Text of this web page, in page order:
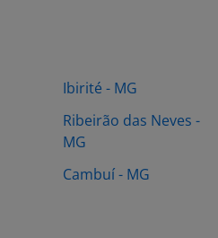
Ibirité - MG
Ribeirão das Neves -
MG
Cambuí - MG